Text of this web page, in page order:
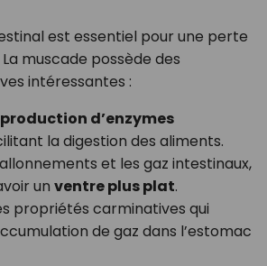
est essentiel pour une perte
muscade possède des
intéressantes :
d’enzymes
la digestion des aliments.
et les gaz intestinaux,
un ventre plus plat.
propriétés carminatives qui
de gaz dans l’estomac